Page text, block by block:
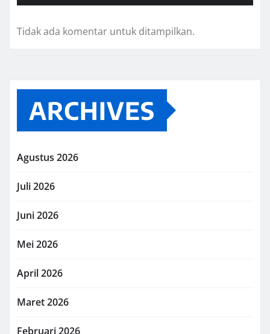
Tidak ada komentar untuk ditampilkan.
ARCHIVES
Agustus 2026
Juli 2026
Juni 2026
Mei 2026
April 2026
Maret 2026
Februari 2026